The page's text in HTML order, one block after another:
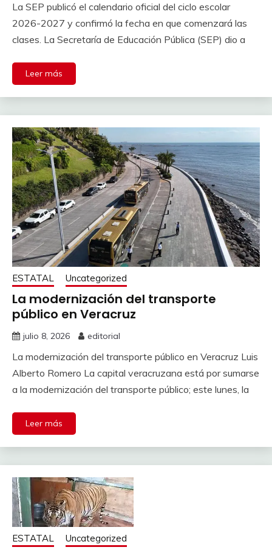
La SEP publicó el calendario oficial del ciclo escolar
2026-2027 y confirmó la fecha en que comenzará las
clases. La Secretaría de Educación Pública (SEP) dio a
Leer más
ESTATAL Uncategorized
La modernización del transporte
público en Veracruz
julio 8, 2026 editorial
La modernización del transporte público en Veracruz Luis
Alberto Romero La capital veracruzana está por sumarse
a la modernización del transporte público; este lunes, la
Leer más
ESTATAL Uncategorized